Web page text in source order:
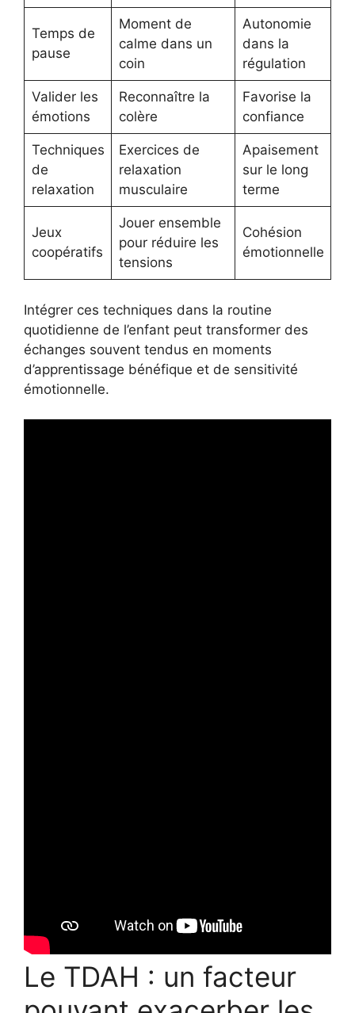
Temps de
pause
Moment de
calme dans un
coin
Autonomie
dans la
régulation
Valider les
émotions
Reconnaître la
colère
Favorise la
confiance
Techniques
de
relaxation
Exercices de
relaxation
musculaire
Apaisement
sur le long
terme
Jeux
coopératifs
Jouer ensemble
pour réduire les
tensions
Cohésion
émotionnelle
Intégrer ces techniques dans la routine
quotidienne de l’enfant peut transformer des
échanges souvent tendus en moments
d’apprentissage bénéfique et de sensitivité
émotionnelle.
Le TDAH : un facteur